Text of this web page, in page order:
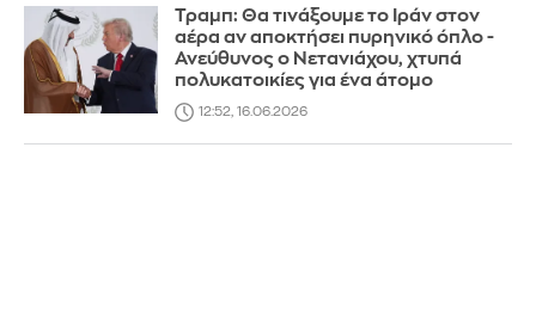
Τραμπ: Θα τινάξουμε το Ιράν στον
αέρα αν αποκτήσει πυρηνικό όπλο -
Ανεύθυνος ο Νετανιάχου, χτυπά
πολυκατοικίες για ένα άτομο
12:52, 16.06.2026